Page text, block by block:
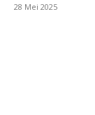
28 Mei 2025